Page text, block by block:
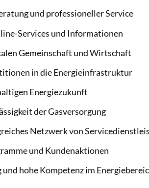
und professioneller Service
Services und Informationen
Gemeinschaft und Wirtschaft
in die Energieinfrastruktur
Energiezukunft
der Gasversorgung
Netzwerk von
und Kundenaktionen
hohe Kompetenz im